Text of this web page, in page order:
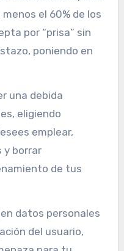
el 60% de los
por “prisa” sin
poniendo en
una debida
eligiendo
emplear,
y borrar
de tus
datos personales
del usuario,